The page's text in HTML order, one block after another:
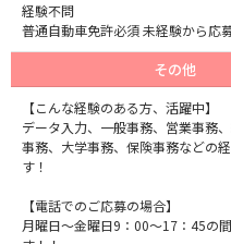
経験不問
普通自動車免許必須 未経験から応
その他
【こんな経験のある方、活躍中】
データ入力、一般事務、営業事務
事務、大学事務、保険事務などの
す！
【電話でのご応募の場合】
月曜日〜金曜日9：00〜17：45の